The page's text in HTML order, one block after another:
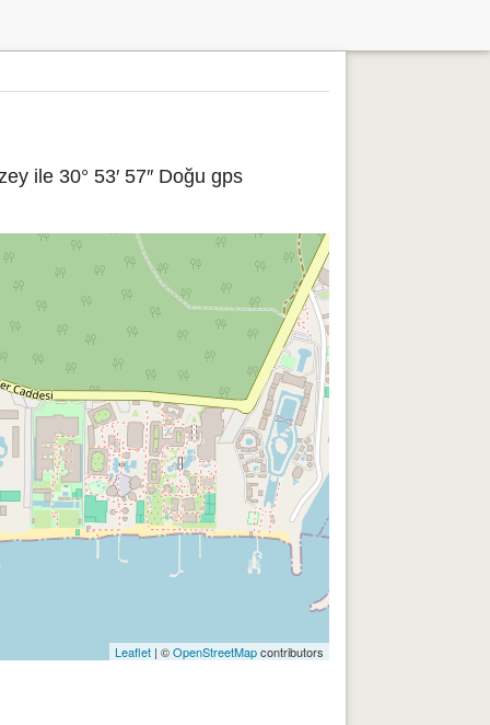
ile 30° 53′ 57″ Doğu gps
Leaflet | ©OpenStreetMapcontributors